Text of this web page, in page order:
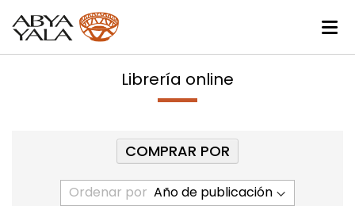
Librería online
Ordenar por
COMPRAR POR